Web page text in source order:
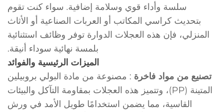
سلسة وأداء قوي وسلامة إضافية. سواء كنت تقوم
بتحديث كراسي المكاتب أو العربات الصناعية أو الأثاث
المنزلي، فإن هذه العجلات الدوارة توفر وظائف استثنائية
بلمسة نهائية سوداء أنيقة.
الميزات الرئيسية والفوائد
تصنيع من مواد فاخرة : مصنوعة من مادة البولي بروبيلين
المتينة (PP)، وتتميز هذه العجلات بمقاومة التآكل والبيئات
القاسية، مما يضمن استخدامًا طويل الأمد في ورش